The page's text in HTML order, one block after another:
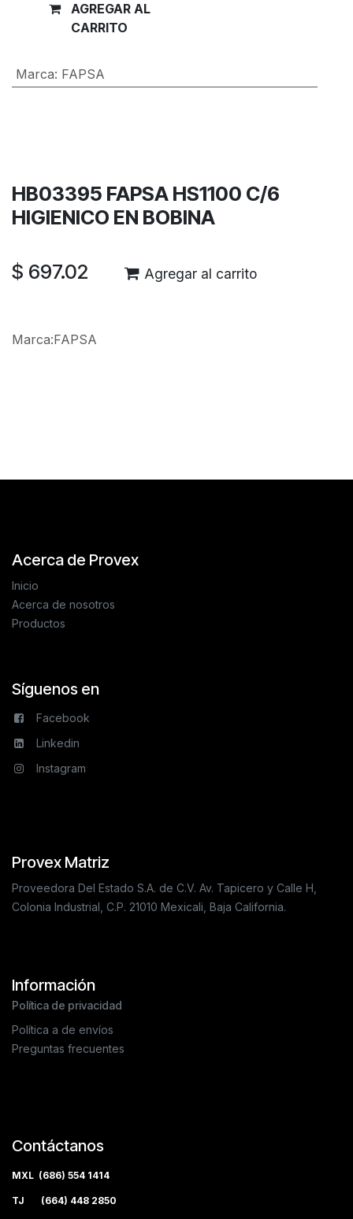
AGREGAR AL
CARRITO
Marca: FAPSA
HB03395 FAPSA HS1100 C/6
HIGIENICO EN BOBINA
$ 697.02 Agregar al carrito
Marca:FAPSA
Acerca de Provex
Inicio
Acerca de nosotros
Productos
Síguenos en
Facebook
Linkedin
Instagram
Provex Matriz
Proveedora Del Estado S.A. de C.V. Av. Tapicero y Calle H,
Colonia Industrial, C.P. 21010 Mexicali, Baja California.
Información
Política de privacidad
Política a de envíos
Preguntas frecuentes
Contáctanos
MXL (686) 554 1414
TJ (664) 448 2850